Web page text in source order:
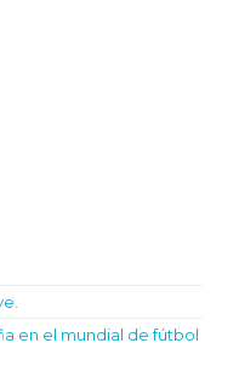
en el mundial de fútbol